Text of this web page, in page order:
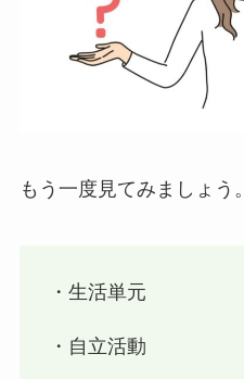
もう一度見てみましょう。
・生活単元
・自立活動